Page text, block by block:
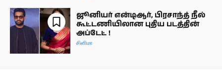
ஜூனியர் என்டிஆர், பிரசாந்த் நீல்
கூட்டணியிலான புதிய படத்தின்
அப்டேட் !
சினிமா